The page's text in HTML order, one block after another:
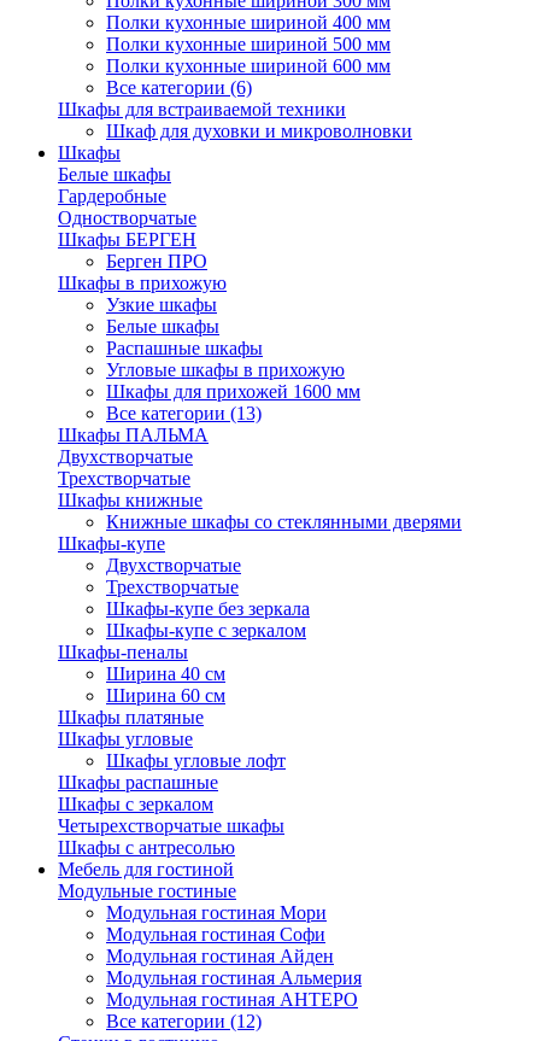
Полки кухонные шириной 400 мм
Полки кухонные шириной 500 мм
Полки кухонные шириной 600 мм
Все категории (6)
Шкафы для встраиваемой техники
Шкаф для духовки и микроволновки
Шкафы
Белые шкафы
Гардеробные
Одностворчатые
Шкафы БЕРГЕН
Берген ПРО
Шкафы в прихожую
Узкие шкафы
Белые шкафы
Распашные шкафы
Угловые шкафы в прихожую
Шкафы для прихожей 1600 мм
Все категории (13)
Шкафы ПАЛЬМА
Двухстворчатые
Трехстворчатые
Шкафы книжные
Книжные шкафы со стеклянными дверями
Шкафы-купе
Двухстворчатые
Трехстворчатые
Шкафы-купе без зеркала
Шкафы-купе с зеркалом
Шкафы-пеналы
Ширина 40 см
Ширина 60 см
Шкафы платяные
Шкафы угловые
Шкафы угловые лофт
Шкафы распашные
Шкафы с зеркалом
Четырехстворчатые шкафы
Шкафы с антресолью
Мебель для гостиной
Модульные гостиные
Модульная гостиная Мори
Модульная гостиная Софи
Модульная гостиная Айден
Модульная гостиная Альмерия
Модульная гостиная АНТЕРО
Все категории (12)